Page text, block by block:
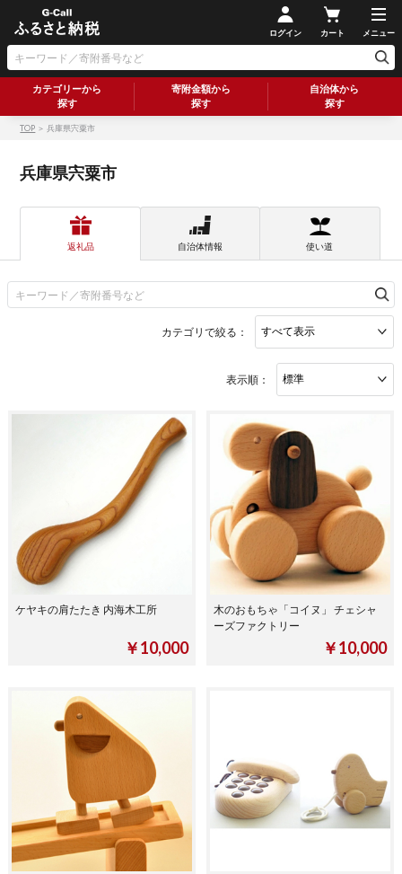
ログイン カート メニュー
カテゴリーから
探す
寄附金額から
探す
自治体から
探す
TOP ＞ 兵庫県宍粟市
兵庫県宍粟市
返礼品 自治体情報 使い道
カテゴリで絞る：
表示順：
ケヤキの肩たたき 内海木工所
￥10,000
木のおもちゃ「コイヌ」 チェシャ
ーズファクトリー
￥10,000